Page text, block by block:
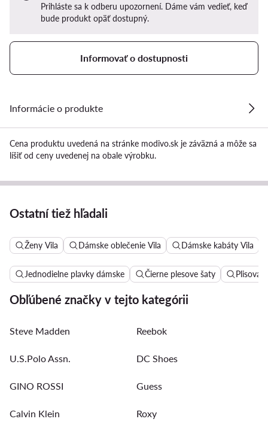
Prihláste sa k odberu upozornení. Dáme vám vedieť, keď
bude produkt opäť dostupný.
Informovať o dostupnosti
Informácie o produkte
Cena produktu uvedená na stránke modivo.sk je záväzná a môže sa
líšiť od ceny uvedenej na obale výrobku.
Ostatní tiež hľadali
Ženy Vila Dámske oblečenie Vila Dámske kabáty Vila
Jednodielne plavky dámske Čierne plesove šaty
Obľúbené značky v tejto kategórii
Steve Madden Reebok
U.S.Polo Assn. DC Shoes
GINO ROSSI Guess
Calvin Klein Roxy